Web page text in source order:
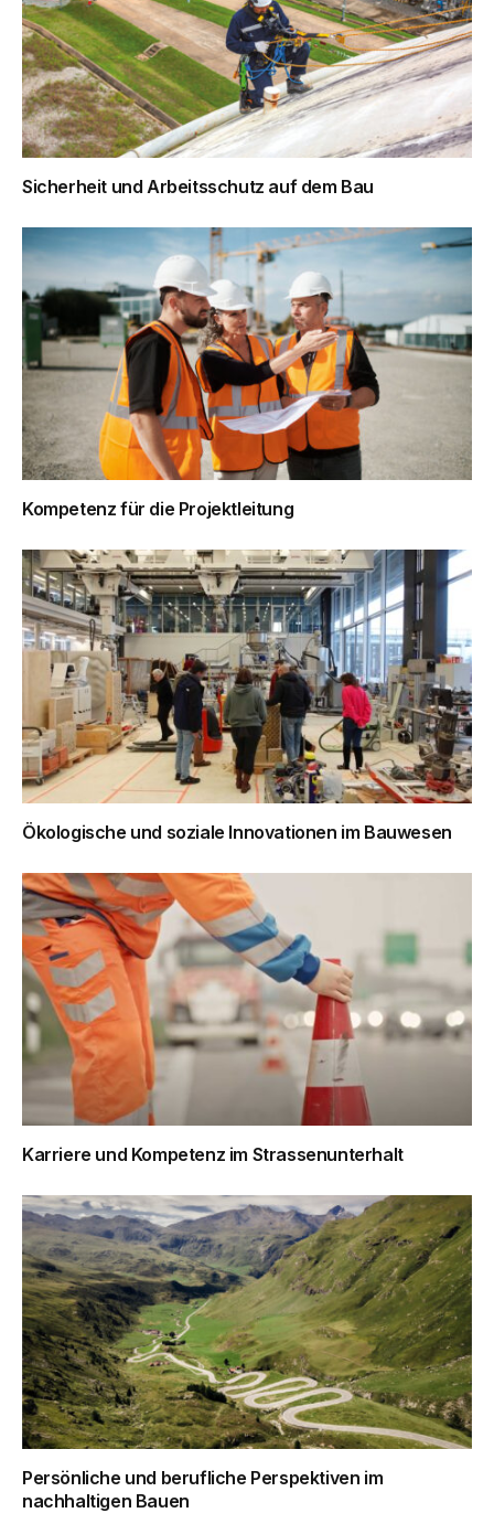
Sicherheit und Arbeitsschutz auf dem Bau
Kompetenz für die Projektleitung
Ökologische und soziale Innovationen im Bauwesen
Karriere und Kompetenz im Strassenunterhalt
Persönliche und berufliche Perspektiven im
nachhaltigen Bauen